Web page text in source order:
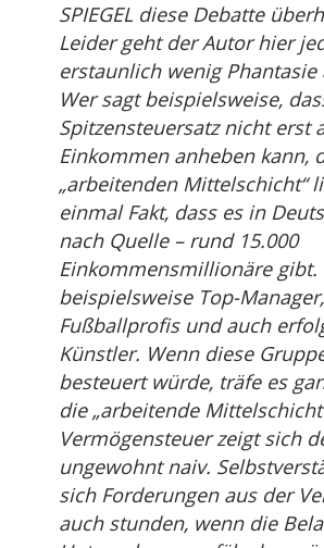
SPIEGEL diese Debatte
Leider geht der Autor hier
erstaunlich wenig Phantasie
Wer sagt beispielsweise,
Spitzensteuersatz nicht erst
Einkommen anheben kann,
„arbeitenden Mittelschicht“
einmal Fakt, dass es in
nach Quelle – rund 15.000
Einkommensmillionäre gibt.
beispielsweise Top-
Fußballprofis und auch
Künstler. Wenn diese
besteuert würde, träfe es
die „arbeitende
Vermögensteuer zeigt sich
ungewohnt naiv.
sich Forderungen aus der
auch stunden, wenn die